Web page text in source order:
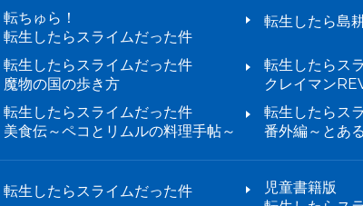
転ちゅら！
転生したらスライムだった件
転生したら島
転生したらスライムだった件
魔物の国の歩き方
転生したらス
クレイマン
転生したらスライムだった件
美食伝～ペコとリムルの料理手帖～
転生したらス
番外編～とあ
転生したらスライムだった件
児童書籍版